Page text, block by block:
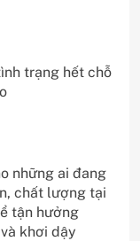
trạng hết chỗ
những ai đang
chất lượng tại
tận hưởng
khơi dậy